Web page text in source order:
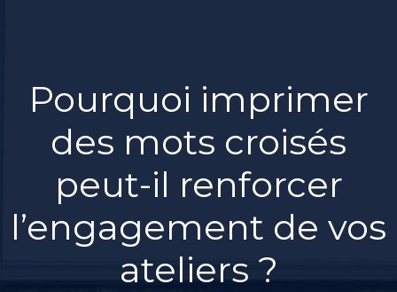
Pourquoi imprimer
des mots croisés
peut-il renforcer
l’engagement de vos
ateliers ?